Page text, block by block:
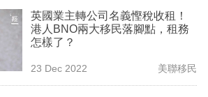
英國業主轉公司名義慳稅收租！
港人BNO兩大移民落腳點，租務
怎樣了？
23 Dec 2022 美聯移民